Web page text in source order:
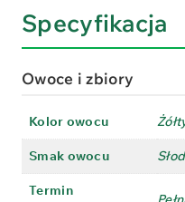
Specyfikacja
Owoce i zbiory
Kolor owocu
Smak owocu
Termin